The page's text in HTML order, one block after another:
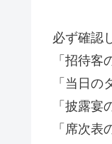
必ず確認
「招待客
「当日の
「披露宴
「席次表